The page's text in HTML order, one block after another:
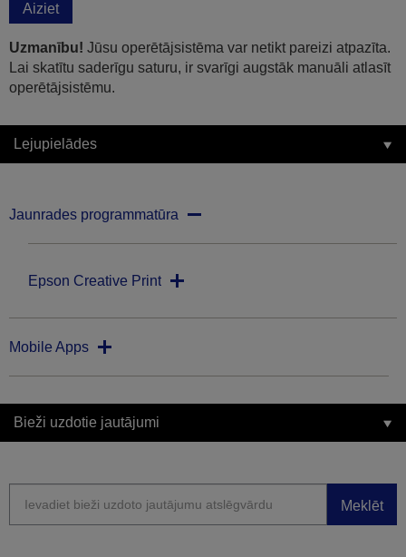
Aiziet
Uzmanību! Jūsu operētājsistēma var netikt pareizi atpazīta.
Lai skatītu saderīgu saturu, ir svarīgi augstāk manuāli atlasīt
operētājsistēmu.
Lejupielādes
Jaunrades programmatūra
Epson Creative Print
Mobile Apps
Bieži uzdotie jautājumi
Meklēt